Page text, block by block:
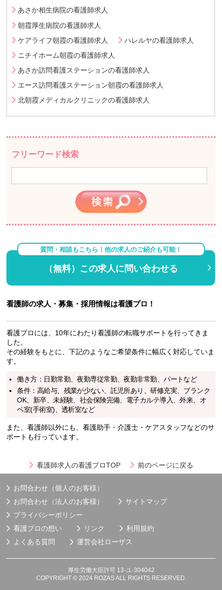
あさか相生病院の看護師求人
朝霞厚生病院の看護師求人
ケアライフ朝霞の看護師求人
ハレルヤの看護師求人
ニチイホーム朝霞の看護師求人
あさか訪問看護ステーションの看護師求人
エース訪問看護ステーション朝霞の看護師求人
北朝霞メディカルクリニックの看護師求人
フリーワード検索
質問・相談もこちら！他の求人のご紹介も可能！
（無料）この求人に問い合わせる
看護師の求人・募集・採用情報は看護プロ！
看護プロには、10年にわたり看護師の転職サポートを行ってきま
した。
その経験をもとに、下記のようなご希望条件に幅広く対応していま
す。
働き方：日勤常勤、夜勤専従常勤、夜勤非常勤、パートなど
条件：高給与、残業が少ない、託児所あり、研修充実、ブランク
OK、新卒、未経験、社会保険完備、電子カルテ導入、外来、オ
ペ室(手術室)、透析室など
また、看護師以外にも、看護助手・介護士・ケアスタッフなどのサ
ポートも行っています。
看護師求人の看護プロTOP 前のページに戻る
お問合わせ（個人のお客様）
お問合わせ（法人のお客様）
サイトマップ
プライバシーポリシー
看護プロの想い
リンク
利用規約
よくある質問
運営会社ローザス
厚生労働大臣許可 13-ユ-304042
COPYRIGHT © 2024 ROZAS ALL RIGHTS RESERVED.